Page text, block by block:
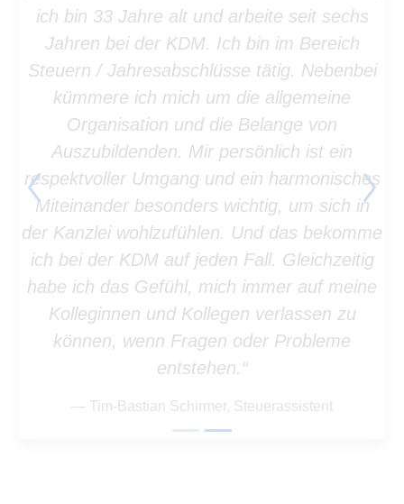
ich bin 33 Jahre alt und arbeite seit sechs
Jahren bei der KDM. Ich bin im Bereich
Steuern / Jahresabschlüsse tätig. Nebenbei
kümmere ich mich um die allgemeine
Organisation und die Belange von
Auszubildenden. Mir persönlich ist ein
respektvoller Umgang und ein harmonisches
Miteinander besonders wichtig, um sich in
der Kanzlei wohlzufühlen. Und das bekomme
ich bei der KDM auf jeden Fall. Gleichzeitig
habe ich das Gefühl, mich immer auf meine
Kolleginnen und Kollegen verlassen zu
können, wenn Fragen oder Probleme
entstehen.“
Tim-Bastian Schirmer, Steuerassistent
Previous Next